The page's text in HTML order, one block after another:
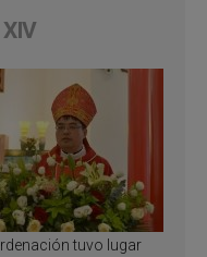
XIV
tuvo lugar